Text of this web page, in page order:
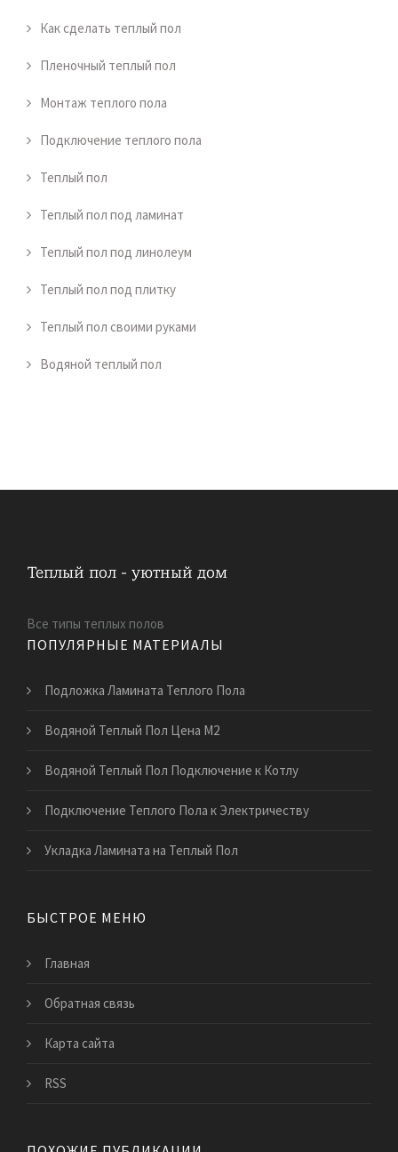
Как сделать теплый пол
Пленочный теплый пол
Монтаж теплого пола
Подключение теплого пола
Теплый пол
Теплый пол под ламинат
Теплый пол под линолеум
Теплый пол под плитку
Теплый пол своими руками
Водяной теплый пол
Все типы теплых полов
ПОПУЛЯРНЫЕ МАТЕРИАЛЫ
Подложка Ламината Теплого Пола
Водяной Теплый Пол Цена М2
Водяной Теплый Пол Подключение к Котлу
Подключение Теплого Пола к Электричеству
Укладка Ламината на Теплый Пол
БЫСТРОЕ МЕНЮ
Главная
Обратная связь
Карта сайта
RSS